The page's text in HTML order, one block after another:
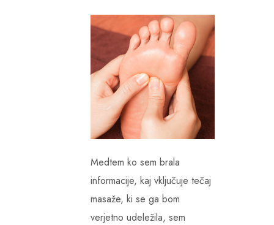
Medtem ko sem brala
informacije, kaj vključuje tečaj
masaže, ki se ga bom
verjetno udeležila, sem